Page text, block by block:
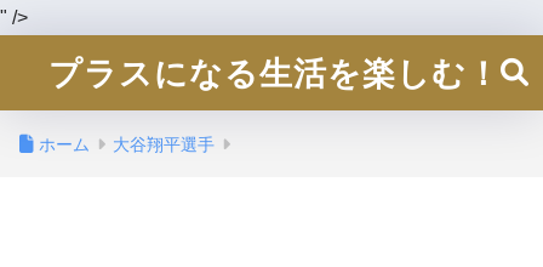
" />
プラスになる生活を楽しむ！
ホーム 大谷翔平選手